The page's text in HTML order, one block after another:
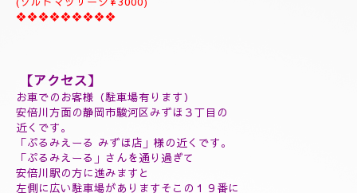
１５０分¥35000⇒¥32000
❖❖❖❖❖❖❖❖❖
(延長30分¥7000)
(60分延長¥14000)
(ご指名￥2000)
(よむぎ蒸し30分¥5000)
(よむぎ蒸し45分¥7000)
(リフレクソロジートリートメント30分¥5000)
(ヘッドスパマッサージ１０分¥2000)
(フィシャルマッサージ１０分¥2000)